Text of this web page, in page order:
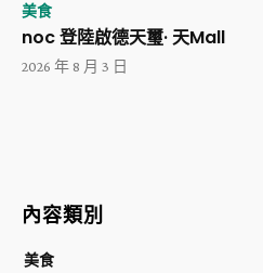
美食
noc 登陸啟德天璽· 天Mall
2026 年 8 月 3 日
內容類別
美食